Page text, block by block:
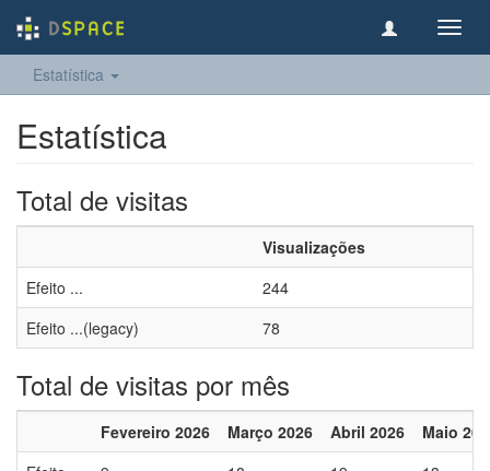
Estatística
Estatística
Total de visitas
Visualizações
Efeito ...
244
Efeito ...(legacy)
78
Total de visitas por mês
Fevereiro 2026 Março 2026 Abril 2026
Maio